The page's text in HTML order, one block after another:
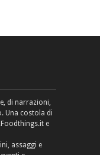
di narrazioni,
Una costola di
e
assaggi e